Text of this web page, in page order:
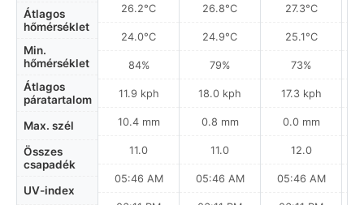
Átlagos
hőmérséklet
Min.
hőmérséklet
Átlagos
páratartalom
Max. szél
Összes
csapadék
UV-index
26.2°C
24.0°C
84%
11.9 kph
10.4 mm
11.0
05:46 AM
26.8°C
24.9°C
79%
18.0 kph
0.8 mm
11.0
05:46 AM
27.3°C
25.1°C
73%
17.3 kph
0.0 mm
12.0
05:46 AM